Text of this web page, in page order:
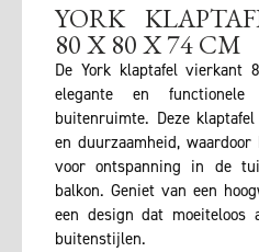
YORK
80 X 80 X 74 CM
De York klaptafel
elegante en
buitenruimte. Deze
en duurzaamheid,
voor ontspanning in de
balkon. Geniet van een
een design dat moeiteloos
buitenstijlen.